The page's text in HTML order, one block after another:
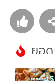
ยอ